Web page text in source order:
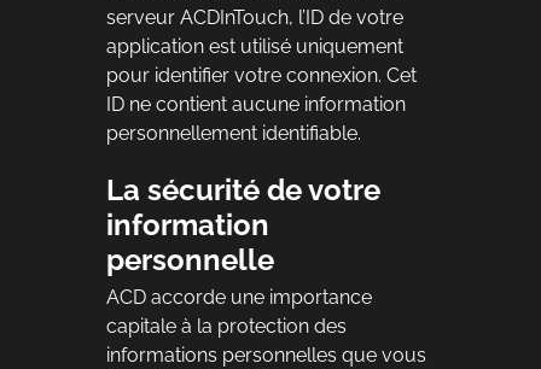
serveur ACDInTouch, l’ID de votre
application est utilisé uniquement
pour identifier votre connexion. Cet
ID ne contient aucune information
personnellement identifiable.
La sécurité de votre
information
personnelle
ACD accorde une importance
capitale à la protection des
informations personnelles que vous